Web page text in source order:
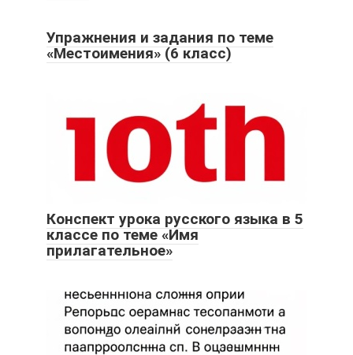
Упражнения и задания по теме
«Местоимения» (6 класс)
Конспект урока русского языка в 5
классе по теме «Имя
прилагательное»